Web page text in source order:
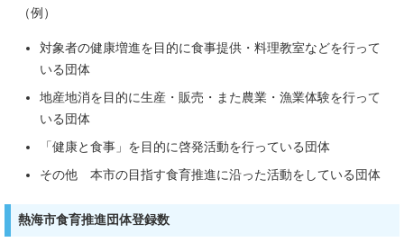
（例）
対象者の健康増進を目的に食事提供・料理教室などを行って
いる団体
地産地消を目的に生産・販売・また農業・漁業体験を行って
いる団体
「健康と食事」を目的に啓発活動を行っている団体
その他 本市の目指す食育推進に沿った活動をしている団体
熱海市食育推進団体登録数